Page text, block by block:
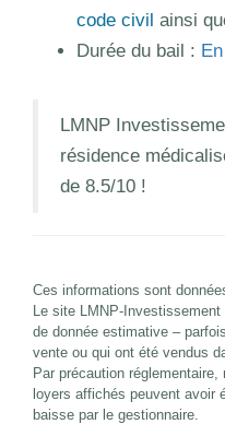
code civil ainsi
Durée du bail :
LMNP
résidence
de 8.5/10 !
Ces informations sont
Le site LMNP-
de donnée estimative –
vente ou qui ont été vendus
Par précaution
loyers affichés peuvent avoir
baisse par le gestionnaire.